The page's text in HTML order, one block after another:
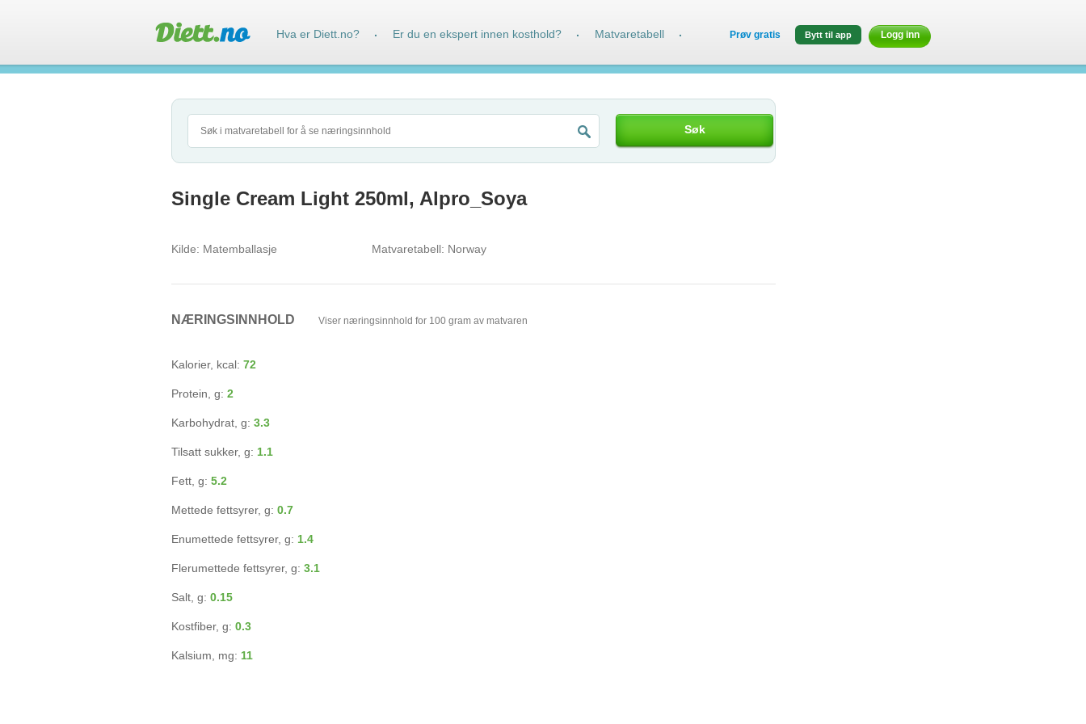
Søk
Single Cream Light 250ml, Alpro_Soya
Kilde: Matemballasje Matvaretabell: Norway
NÆRINGSINNHOLD Viser næringsinnhold for 100 gram av matvaren
Kalorier, kcal: 72
Protein, g: 2
Karbohydrat, g: 3.3
Tilsatt sukker, g: 1.1
Fett, g: 5.2
Mettede fettsyrer, g: 0.7
Enumettede fettsyrer, g: 1.4
Flerumettede fettsyrer, g: 3.1
Salt, g: 0.15
Kostfiber, g: 0.3
Kalsium, mg: 11
Hva er Diett.no? · Er du en ekspert innen kosthold? · Matvaretabell · Prøv gratis Bytt til app Logg inn